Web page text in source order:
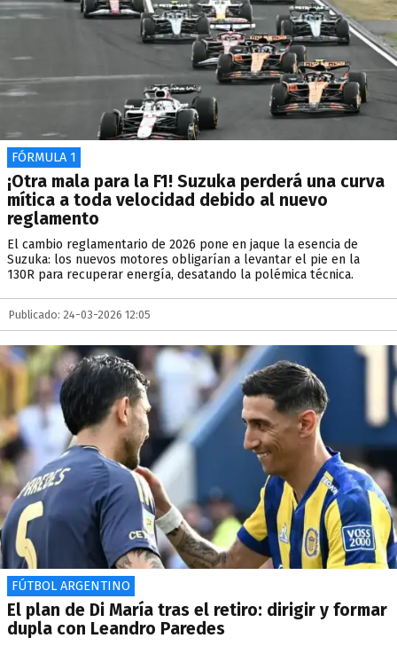
FÓRMULA 1
¡Otra mala para la F1! Suzuka perderá una curva
mítica a toda velocidad debido al nuevo
reglamento
El cambio reglamentario de 2026 pone en jaque la esencia de
Suzuka: los nuevos motores obligarían a levantar el pie en la
130R para recuperar energía, desatando la polémica técnica.
Publicado: 24-03-2026 12:05
FÚTBOL ARGENTINO
El plan de Di María tras el retiro: dirigir y formar
dupla con Leandro Paredes